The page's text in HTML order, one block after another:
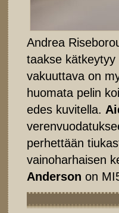
Andrea
taakse
vakuuttava on
huomata pelin
edes kuvitella.
perhettään
vainoharhaisen
Anderson on